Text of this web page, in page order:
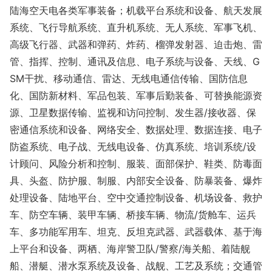
陆海空天电各类军事装备；机载平台系统和设备、航天发展
系统、飞行导航系统、直升机系统、无人系统、军事飞机、
高级飞行器、武器和弹药、炸药、榴弹发射器、迫击炮、雷
管、指挥、控制、通讯及信息、电子系统与设备、天线、G
SM干扰、移动通信、雷达、无线电通信传输、国防信息
化、国防新材料、军品包装、军事后勤装备、可替换能源资
源、卫星数据传输、监视和访问控制、发生器/接收器、保
密通信系统和设备、网络安全、数据处理、数据连接、电子
防盗系统、电子战、无线电设备、仿真系统、培训系统/设
计顾问、风险分析和控制、服装、面部保护、鞋类、防毒面
具、头盔、防护服、制服、内部安全设备、防暴装备、爆炸
处理设备、陆地平台、空中交通控制设备、机场设备、救护
车、防空车辆、装甲车辆、桥接车辆、物流/货舱车、运兵
车、多功能军用车、坦克、反坦克武器、武器载体、基于海
上平台和设备、两栖、海岸警卫队/警察/海关船、着陆舰
船、潜艇、潜水泵系统及设备、战舰、工艺及系统；交通管